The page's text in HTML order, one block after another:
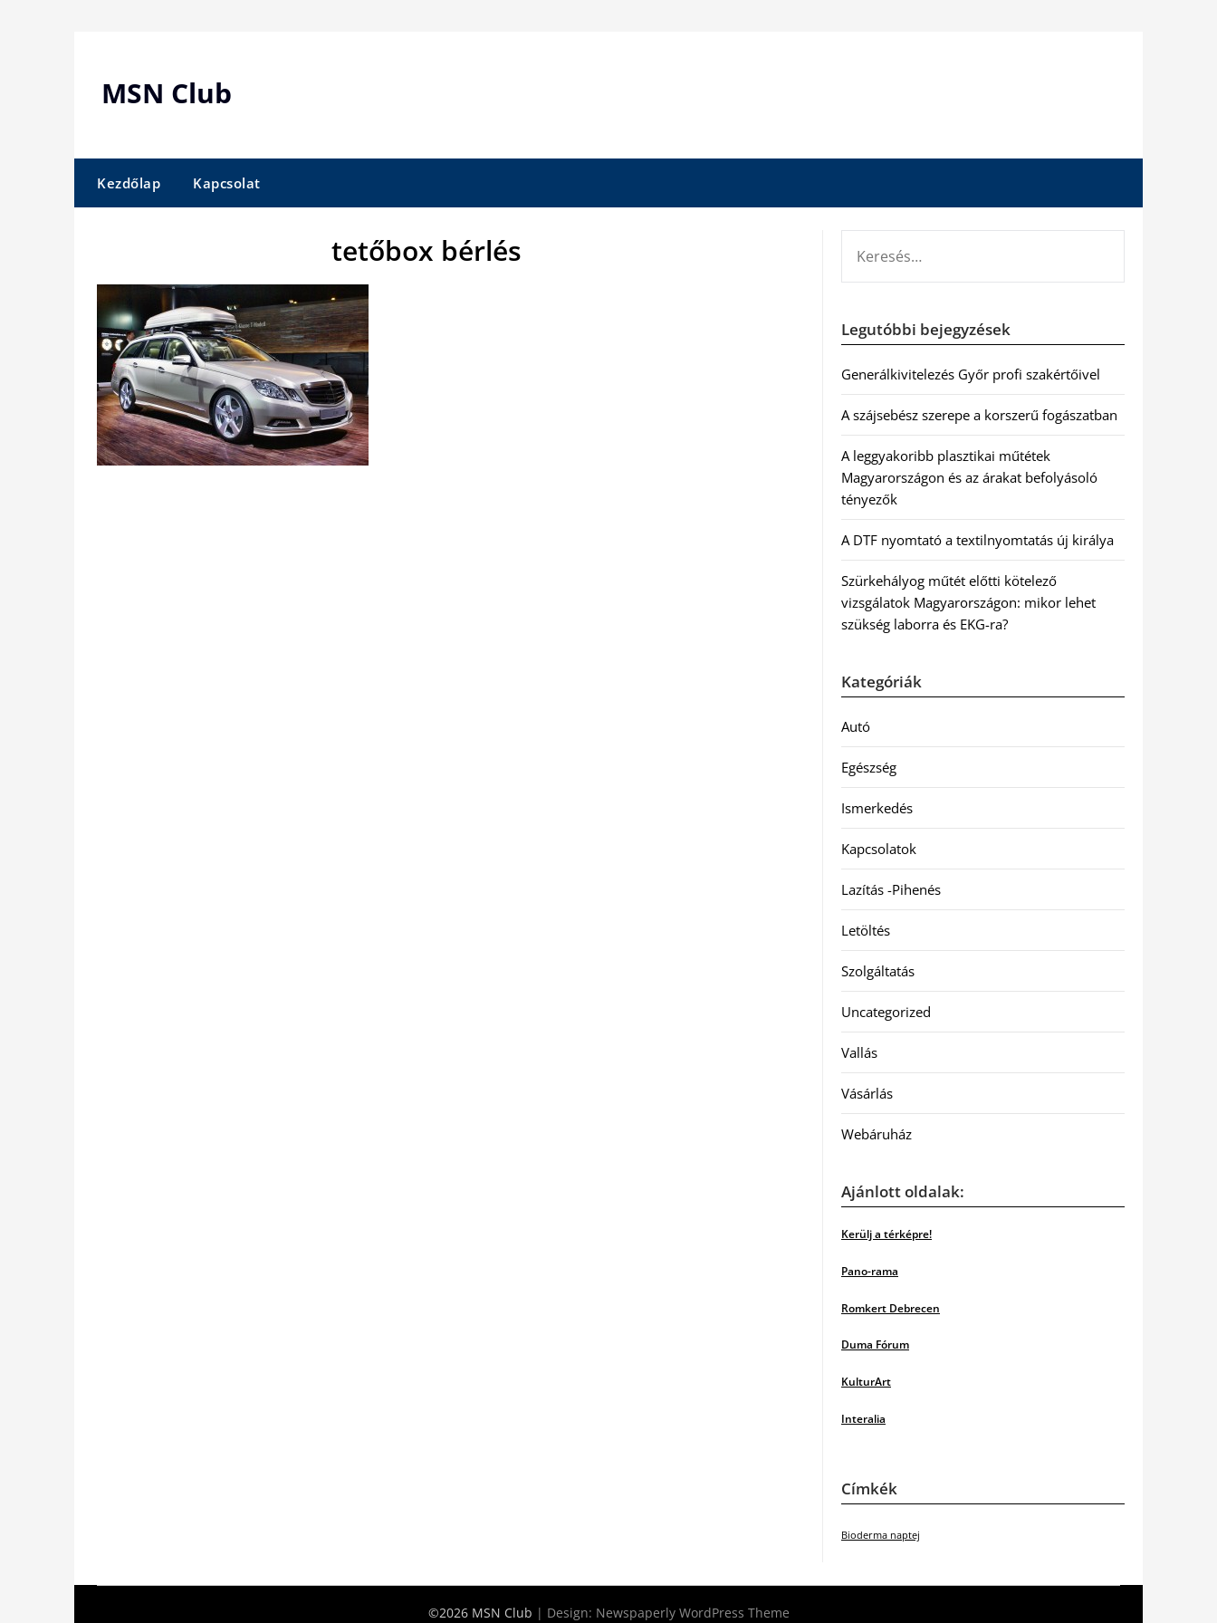
MSN Club
Kezdőlap Kapcsolat
tetőbox bérlés
Legutóbbi bejegyzések
Generálkivitelezés Győr profi szakértőivel
A szájsebész szerepe a korszerű fogászatban
A leggyakoribb plasztikai műtétek
Magyarországon és az árakat befolyásoló
tényezők
A DTF nyomtató a textilnyomtatás új királya
Szürkehályog műtét előtti kötelező
vizsgálatok Magyarországon: mikor lehet
szükség laborra és EKG-ra?
Kategóriák
Autó
Egészség
Ismerkedés
Kapcsolatok
Lazítás -Pihenés
Letöltés
Szolgáltatás
Uncategorized
Vallás
Vásárlás
Webáruház
Ajánlott oldalak:
Kerülj a térképre!
Pano-rama
Romkert Debrecen
Duma Fórum
KulturArt
Interalia
Címkék
Bioderma naptej
©2026 MSN Club | Design: Newspaperly WordPress Theme